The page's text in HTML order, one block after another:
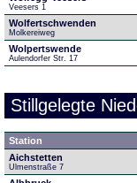
Veesers 1
Wolfertschwenden
Molkereiweg
Wolpertswende
Aulendorfer Str. 17
Stillgelegte
Station
Aichstetten
Ulmenstraße 7